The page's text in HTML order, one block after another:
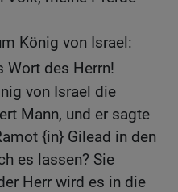
König von Israel:
Wort des Herrn!
von Israel die
Mann, und er sagte
{in} Gilead in den
es lassen? Sie
Herr wird es in die